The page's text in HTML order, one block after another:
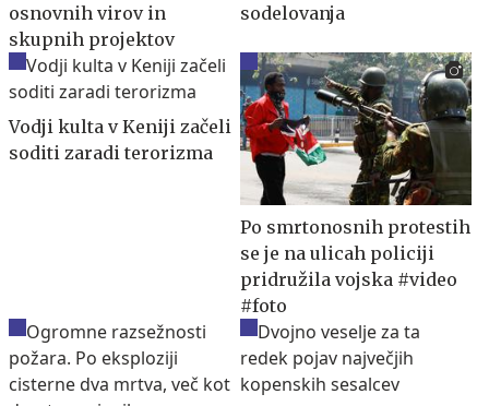
osnovnih virov in
skupnih projektov
sodelovanja
Vodji kulta v Keniji začeli
soditi zaradi terorizma
Po smrtonosnih protestih
se je na ulicah policiji
pridružila vojska #video
#foto